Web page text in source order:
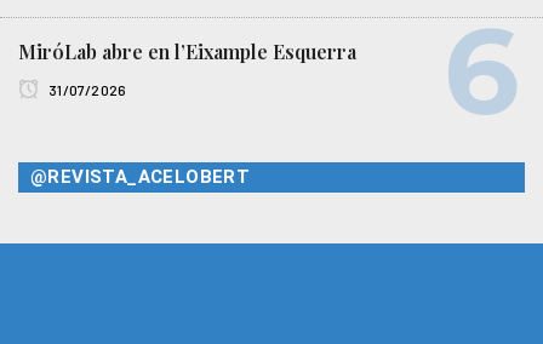
MiróLab abre en l’Eixample Esquerra
31/07/2026
@REVISTA_ACELOBERT